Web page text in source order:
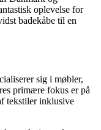
oplevelse for
badekåbe til en
sig i møbler,
primære fokus er på
tekstiler inklusive